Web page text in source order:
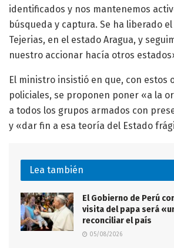
identificados y nos mantenemos
búsqueda y captura. Se ha liberado
Tejerias, en el estado Aragua, y
nuestro accionar hacía otros
El ministro insistió en que, con estos
policiales, se proponen poner «a la
a todos los grupos armados con
y «dar fin a esa teoría del Estado
Lea también
El Gobierno de Perú
visita del papa será
reconciliar el país
05/08/2026